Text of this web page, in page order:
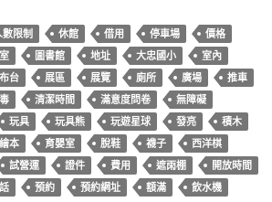
數限制 休館 借用 停車場
價格
圖書館 地址 大忠國小
室內
台 展區 展覽 廁所 廣場
推車
清潔時間 滿意度問卷
無障礙
玩具 玩具熊 玩遊星球 發亮
積木
繪本 育嬰室 脫鞋 襪子
西洋棋
試營運 證件 費用 遮雨棚
開放時間
預約 預約網址 額滿
飲水機